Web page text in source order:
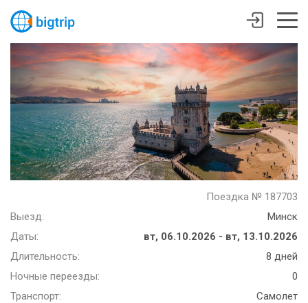
Поездка № 187703
Выезд:
Минск
Даты:
вт, 06.10.2026 - вт, 13.10.2026
Длительность:
8 дней
Ночные переезды:
0
Транспорт:
Самолет